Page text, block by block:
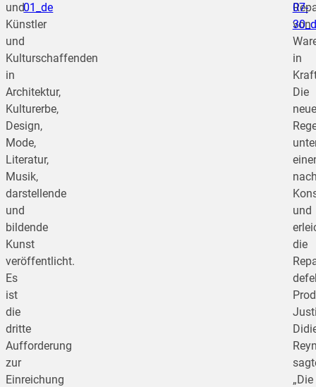
und
Künstler
und
Kulturschaffenden
in
Architektur,
Kulturerbe,
Design,
Mode,
Literatur,
Musik,
darstellende
und
bildende
Kunst
veröffentlicht.
Es
ist
die
dritte
Aufforderung
zur
Einreichung
01_de
von
in
Die
und
die
„Die
07-